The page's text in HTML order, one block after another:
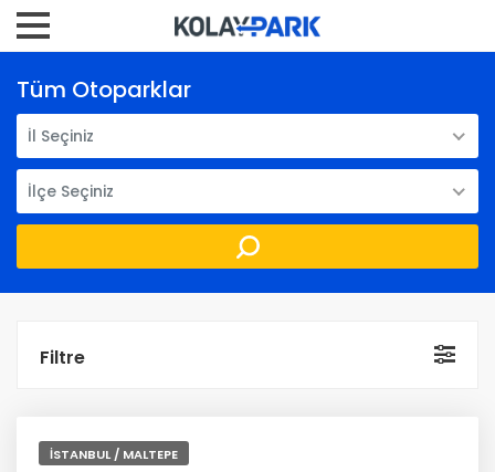
Tüm Otoparklar
İl Seçiniz
İlçe Seçiniz
Filtre
İSTANBUL / MALTEPE